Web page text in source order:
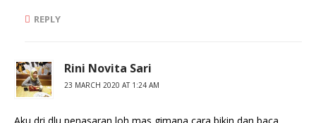
REPLY
Rini Novita Sari
23 MARCH 2020 AT 1:24 AM